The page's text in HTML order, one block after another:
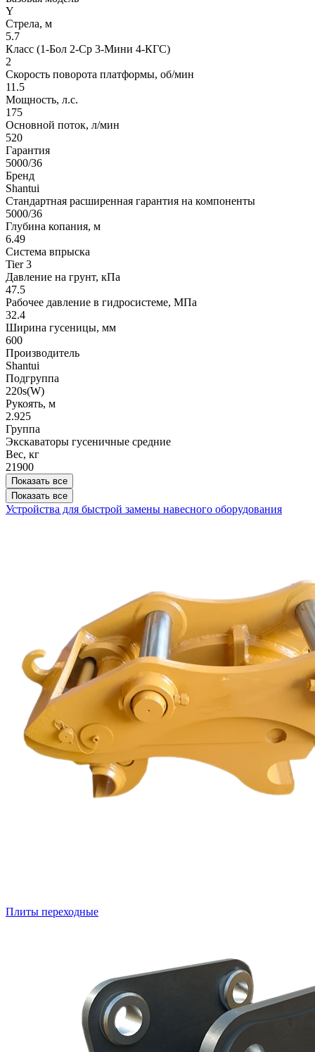
Y
Стрела, м
5.7
Класс (1-Бол 2-Ср 3-Мини 4-КГС)
2
Скорость поворота платформы, об/мин
11.5
Мощность, л.с.
175
Основной поток, л/мин
520
Гарантия
5000/36
Бренд
Shantui
Стандартная расширенная гарантия на компоненты
5000/36
Глубина копания, м
6.49
Система впрыска
Tier 3
Давление на грунт, кПа
47.5
Рабочее давление в гидросистеме, МПа
32.4
Ширина гусеницы, мм
600
Производитель
Shantui
Подгруппа
220s(W)
Рукоять, м
2.925
Группа
Экскаваторы гусеничные средние
Вес, кг
21900
Показать все
Показать все
Устройства для быстрой замены навесного оборудования
Плиты переходные